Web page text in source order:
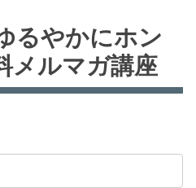
るやかにホン
メルマガ講座